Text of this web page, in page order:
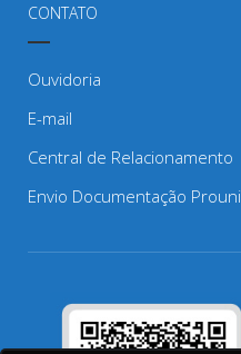
CONTATO
Ouvidoria
E-mail
Central de Relacionamento
Envio Documentação Prouni